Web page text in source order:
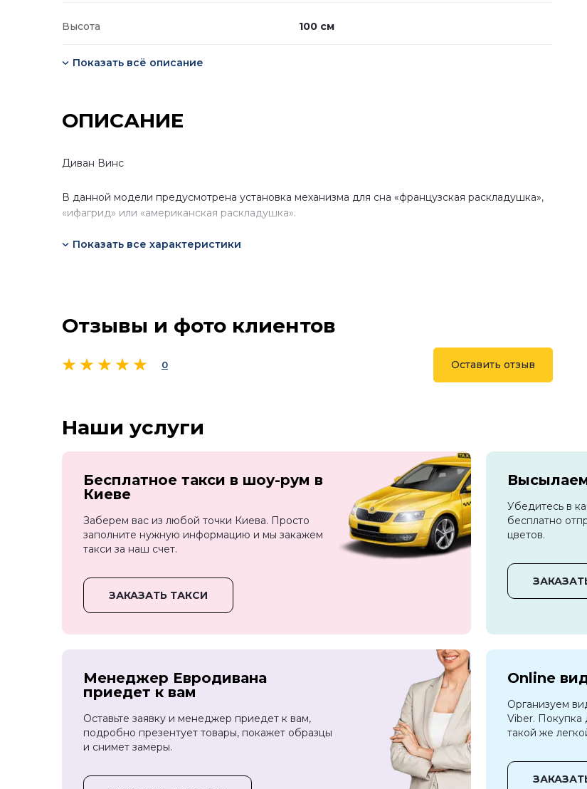
Высота 100 см
Показать всё описание
ОПИСАНИЕ
Диван Винс
В данной модели предусмотрена установка механизма для сна «французская раскладушка»,
«ифагрид» или «американская раскладушка».
Показать все характеристики
Отзывы и фото клиентов
0 Оставить отзыв
Наши услуги
Бесплатное такси в шоу-рум в
Киеве
Заберем вас из любой точки Киева. Просто
заполните нужную информацию и мы закажем
такси за наш счет.
ЗАКАЗАТЬ ТАКСИ
Убедитесь в
бесплатно
цветов.
Менеджер Евродивана
приедет к вам
Оставьте заявку и менеджер приедет к вам,
подробно презентует товары, покажет образцы
и снимет замеры.
Online
Организуем
Viber. Покупка
такой же